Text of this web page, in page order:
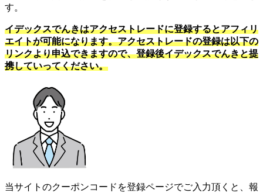
す。
イデックスでんきはアクセストレードに登録するとアフィリ
エイトが可能になります。アクセストレードの登録は以下の
リンクより申込できますので、登録後イデックスでんきと提
携していってください。
当サイトのクーポンコードを登録ページでご入力頂くと、報